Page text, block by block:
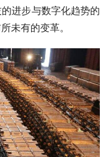
进步与数字化趋势的
未有的变革。